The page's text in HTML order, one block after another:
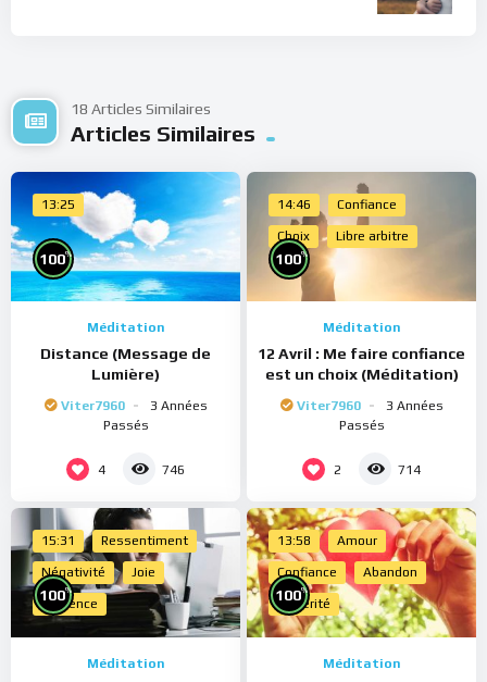
18 Articles Similaires
Articles Similaires
13:25
100%
Méditation
Distance (Message de
Lumière)
Viter7960
3 Années
Passés
4 746
14:46 Confiance
Choix Libre arbitre
100%
Méditation
12 Avril : Me faire confiance
est un choix (Méditation)
Viter7960
3 Années
Passés
2 714
15:31 Ressentiment
Négativité Joie
Présence
100%
Méditation
13:58 Amour
Confiance Abandon
Sincérité
100%
Méditation